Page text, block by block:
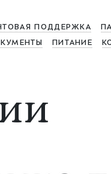
ПОДДЕРЖКА
ПИТАНИЕ